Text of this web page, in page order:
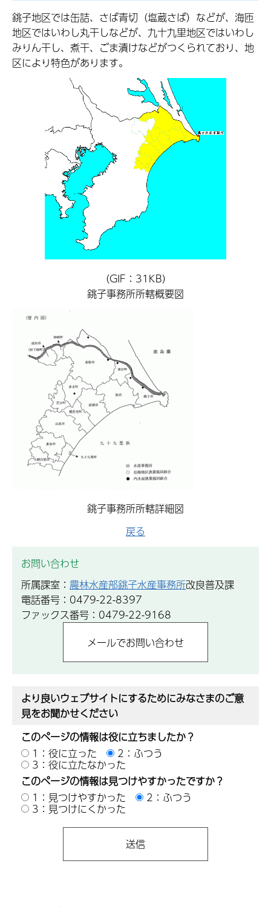
銚子地区では缶詰、さば青切（塩蔵さば）などが、海匝
地区ではいわし丸干しなどが、九十九里地区ではいわし
みりん干し、煮干、ごま漬けなどがつくられており、地
区により特色があります。
（GIF：31KB）
銚子事務所所轄概要図
銚子事務所所轄詳細図
戻る
お問い合わせ
所属課室： 農林水産部銚子水産事務所改良普及課
電話番号：0479-22-8397
ファックス番号：0479-22-9168
より良いウェブサイトにするためにみなさまのご意
見をお聞かせください
このページの情報は役に立ちましたか？
1：役に立った
2：ふつう
3：役に立たなかった
このページの情報は見つけやすかったですか？
1：見つけやすかった
2：ふつう
3：見つけにくかった